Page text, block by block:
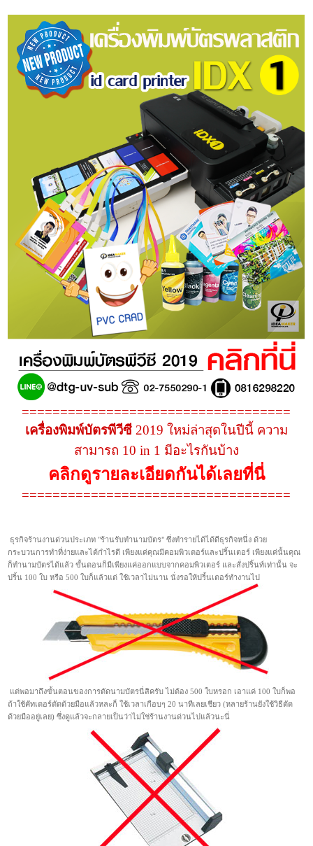
===================================
เครื่องพิมพ์บัตรพีวีซี 2019 ใหม่ล่าสุดในปีนี้ ความ
สามารถ 10 in 1 มีอะไรกันบ้าง
คลิกดูรายละเอียดกันได้เลยที่นี่
===================================
ธุรกิจร้านงานด่วนประเภท "ร้านรับทำนามบัตร" ซึ่งทำรายได้ได้ดีธุรกิจหนึ่ง ด้วย
กระบวนการทำที่ง่ายและได้กำไรดี เพียงแค่คุณมีคอมพิวเตอร์และปริ้นเตอร์ เพียงแค่นั้นคุณ
ก็ทำนามบัตรได้แล้ว ขั้นตอนก็มีเพียงแค่ออกแบบจากคอมพิวเตอร์ และสั่งปริ้นท์เท่านั้น จะ
ปริ้น 100 ใบ หรือ 500 ใบก็แล้วแต่ ใช้เวลาไม่นาน นั่งรอให้ปริ้นเตอร์ทำงานไป
แต่พอมาถึงขั้นตอนของการตัดนามบัตรนี่สิครับ ไม่ต้อง 500 ใบหรอก เอาแค่ 100 ใบก็พอ
ถ้าใช้คัทเตอร์ตัดด้วยมือแล้วหละก็ ใช้เวลาเกือบๆ 20 นาทีเลยเชียว (หลายร้านยังใช้วิธีตัด
ด้วยมืออยู่เลย) ซึ่งดูแล้วจะกลายเป็นว่าไม่ใช่ร้านงานด่วนไปแล้วนะนี่